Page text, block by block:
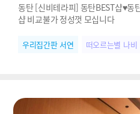
동탄 [신비테라피] 동탄BEST샵♥동
샵 비교불가 정성껏 모십니다
우리집간판 서연 떠오르는별 나비